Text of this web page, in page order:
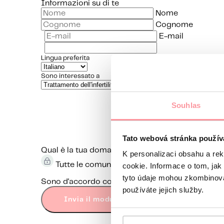
Souhlas
Tato webová stránka
K personalizaci obsahu a
cookie. Informace o tom,
tyto údaje mohou
používáte jejich služby.
Informazioni su di te
Nome
Cognome
E-mail
Lingua preferita
Sono interessato a
Qual è la tua domanda?
La comunicazione è la
Tutte le comunicazioni sono crittografate
Sono d'accordo con protezione dei dati
Invia il modulo